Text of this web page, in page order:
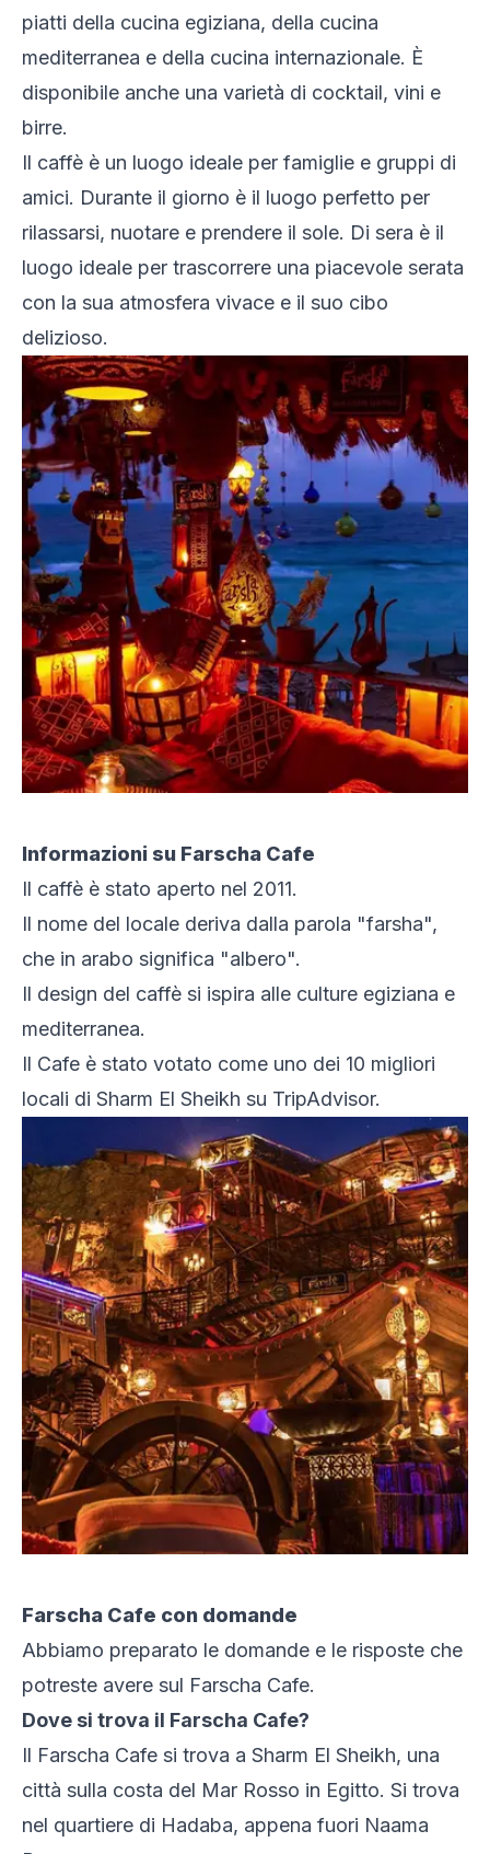
piatti della cucina egiziana, della cucina
mediterranea e della cucina internazionale. È
disponibile anche una varietà di cocktail, vini e
birre.
Il caffè è un luogo ideale per famiglie e gruppi di
amici. Durante il giorno è il luogo perfetto per
rilassarsi, nuotare e prendere il sole. Di sera è il
luogo ideale per trascorrere una piacevole serata
con la sua atmosfera vivace e il suo cibo
delizioso.
Informazioni su Farscha Cafe
Il caffè è stato aperto nel 2011.
Il nome del locale deriva dalla parola "farsha",
che in arabo significa "albero".
Il design del caffè si ispira alle culture egiziana e
mediterranea.
Il Cafe è stato votato come uno dei 10 migliori
locali di Sharm El Sheikh su TripAdvisor.
Farscha Cafe con domande
Abbiamo preparato le domande e le risposte che
potreste avere sul Farscha Cafe.
Dove si trova il Farscha Cafe?
Il Farscha Cafe si trova a Sharm El Sheikh, una
città sulla costa del Mar Rosso in Egitto. Si trova
nel quartiere di Hadaba, appena fuori Naama